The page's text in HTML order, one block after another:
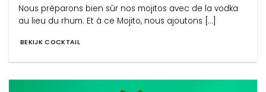
Nous préparons bien sûr nos mojitos avec de la vodka
au lieu du rhum. Et à ce Mojito, nous ajoutons [...]
BEKIJK COCKTAIL